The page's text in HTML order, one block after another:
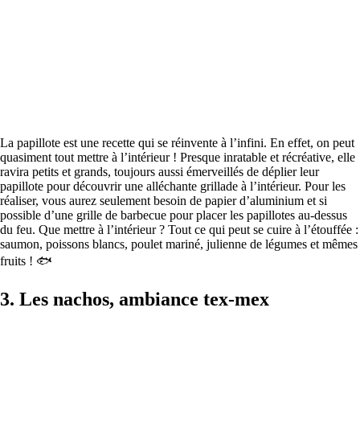
La papillote est une recette qui se réinvente à l’infini. En effet, on peut
quasiment tout mettre à l’intérieur ! Presque inratable et récréative, elle
ravira petits et grands, toujours aussi émerveillés de déplier leur
papillote pour découvrir une alléchante grillade à l’intérieur. Pour les
réaliser, vous aurez seulement besoin de papier d’aluminium et si
possible d’une grille de barbecue pour placer les papillotes au-dessus
du feu. Que mettre à l’intérieur ? Tout ce qui peut se cuire à l’étouffée :
saumon, poissons blancs, poulet mariné, julienne de légumes et mêmes
fruits ! 🐟
3. Les nachos, ambiance tex-mex